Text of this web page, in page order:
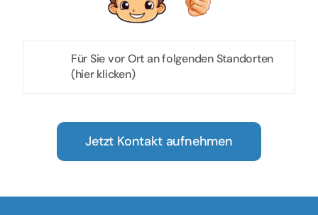
Für Sie vor Ort an folgenden Standorten
(hier klicken)
Jetzt Kontakt aufnehmen